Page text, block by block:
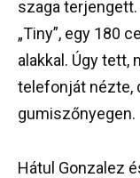
szaga
„Tiny”, egy 180
alakkal. Úgy tett,
telefonját nézte,
gumiszőnyegen.
Hátul Gonzalez